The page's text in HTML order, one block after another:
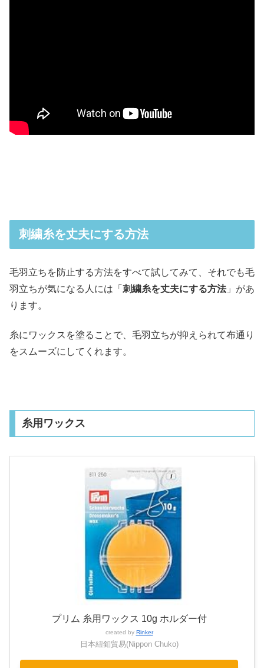
刺繍糸を丈夫にする方法
毛羽立ちを防止する方法をすべて試してみて、それでも毛
羽立ちが気になる人には「 刺繍糸を丈夫にする方法」があ
ります。
糸にワックスを塗ることで、毛羽立ちが抑えられて布通り
をスムーズにしてくれます。
糸用ワックス
プリム 糸用ワックス 10g ホルダー付
created by Rinker
日本紐釦貿易(Nippon Chuko)